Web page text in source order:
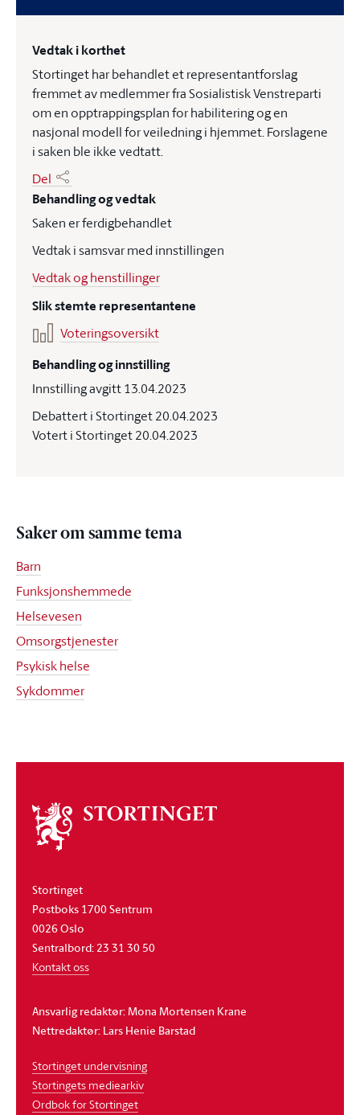
Vedtak i korthet
Stortinget har behandlet et representantforslag
fremmet av medlemmer fra Sosialistisk Venstreparti
om en opptrappingsplan for habilitering og en
nasjonal modell for veiledning i hjemmet. Forslagene
i saken ble ikke vedtatt.
Del
Behandling og vedtak
Saken er ferdigbehandlet
Vedtak i samsvar med innstillingen
Vedtak og henstillinger
Slik stemte representantene
Voteringsoversikt
Behandling og innstilling
Innstilling avgitt 13.04.2023
Debattert i Stortinget 20.04.2023
Votert i Stortinget 20.04.2023
Saker om samme tema
Barn
Funksjonshemmede
Helsevesen
Omsorgstjenester
Psykisk helse
Sykdommer
Om
stortinget
Stortinget
Postboks 1700 Sentrum
0026 Oslo
Sentralbord: 23 31 30 50
Kontakt oss
Ansvarlig redaktør: Mona Mortensen Krane
Nettredaktør: Lars Henie Barstad
Stortinget undervisning
Stortingets mediearkiv
Ordbok for Stortinget